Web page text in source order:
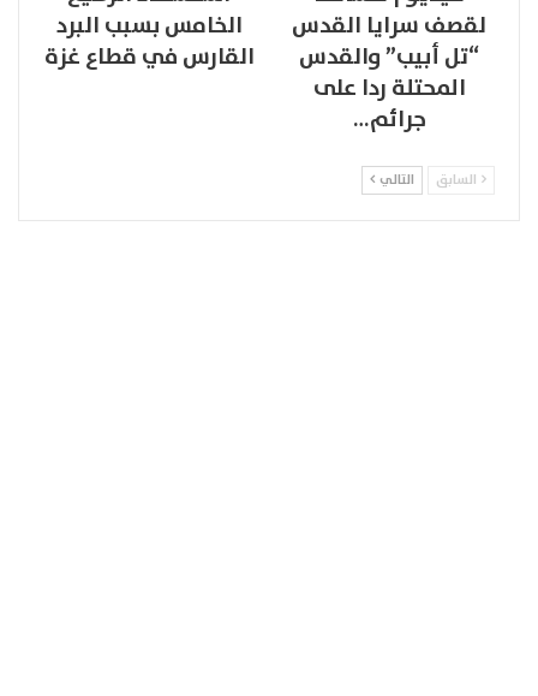
لقصف سرايا القدس
“تل أبيب” والقدس
المحتلة ردا على
جرائم…
الخامس بسبب البرد
القارس في قطاع غزة
السابق التالي